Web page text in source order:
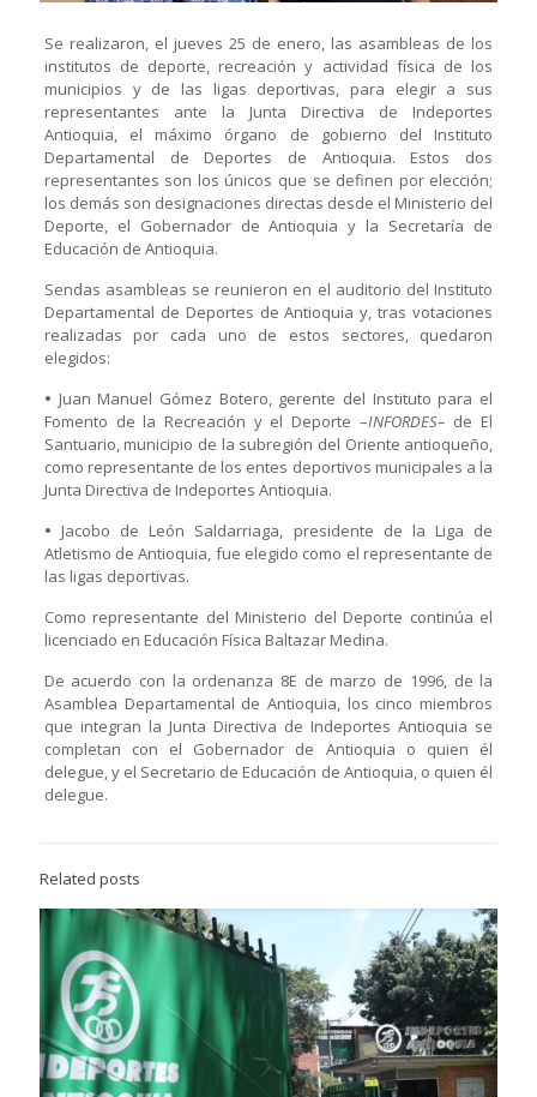
Se realizaron, el jueves 25 de enero, las asambleas de los
institutos de deporte, recreación y actividad física de los
municipios y de las ligas deportivas, para elegir a sus
representantes ante la Junta Directiva de Indeportes
Antioquia, el máximo órgano de gobierno del Instituto
Departamental de Deportes de Antioquia. Estos dos
representantes son los únicos que se definen por elección;
los demás son designaciones directas desde el Ministerio del
Deporte, el Gobernador de Antioquia y la Secretaría de
Educación de Antioquia.
Sendas asambleas se reunieron en el auditorio del Instituto
Departamental de Deportes de Antioquia y, tras votaciones
realizadas por cada uno de estos sectores, quedaron
elegidos:
• Juan Manuel Gómez Botero, gerente del Instituto para el
Fomento de la Recreación y el Deporte –INFORDES– de El
Santuario, municipio de la subregión del Oriente antioqueño,
como representante de los entes deportivos municipales a la
Junta Directiva de Indeportes Antioquia.
• Jacobo de León Saldarriaga, presidente de la Liga de
Atletismo de Antioquia, fue elegido como el representante de
las ligas deportivas.
Como representante del Ministerio del Deporte continúa el
licenciado en Educación Física Baltazar Medina.
De acuerdo con la ordenanza 8E de marzo de 1996, de la
Asamblea Departamental de Antioquia, los cinco miembros
que integran la Junta Directiva de Indeportes Antioquia se
completan con el Gobernador de Antioquia o quien él
delegue, y el Secretario de Educación de Antioquia, o quien él
delegue.
Related posts